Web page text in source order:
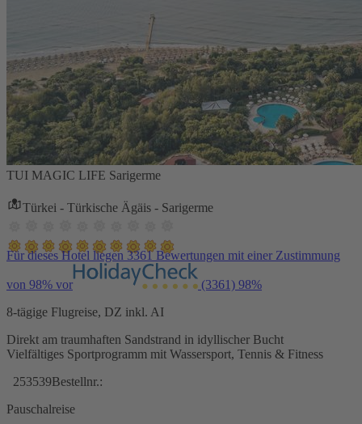
TUI MAGIC LIFE Sarigerme
Türkei - Türkische Ägäis - Sarigerme
Für dieses Hotel liegen 3361 Bewertungen mit einer Zustimmung
von 98% vor (3361) 98%
8-tägige Flugreise, DZ inkl. AI
Direkt am traumhaften Sandstrand in idyllischer Bucht
Vielfältiges Sportprogramm mit Wassersport, Tennis & Fitness
253539Bestellnr.:
Pauschalreise